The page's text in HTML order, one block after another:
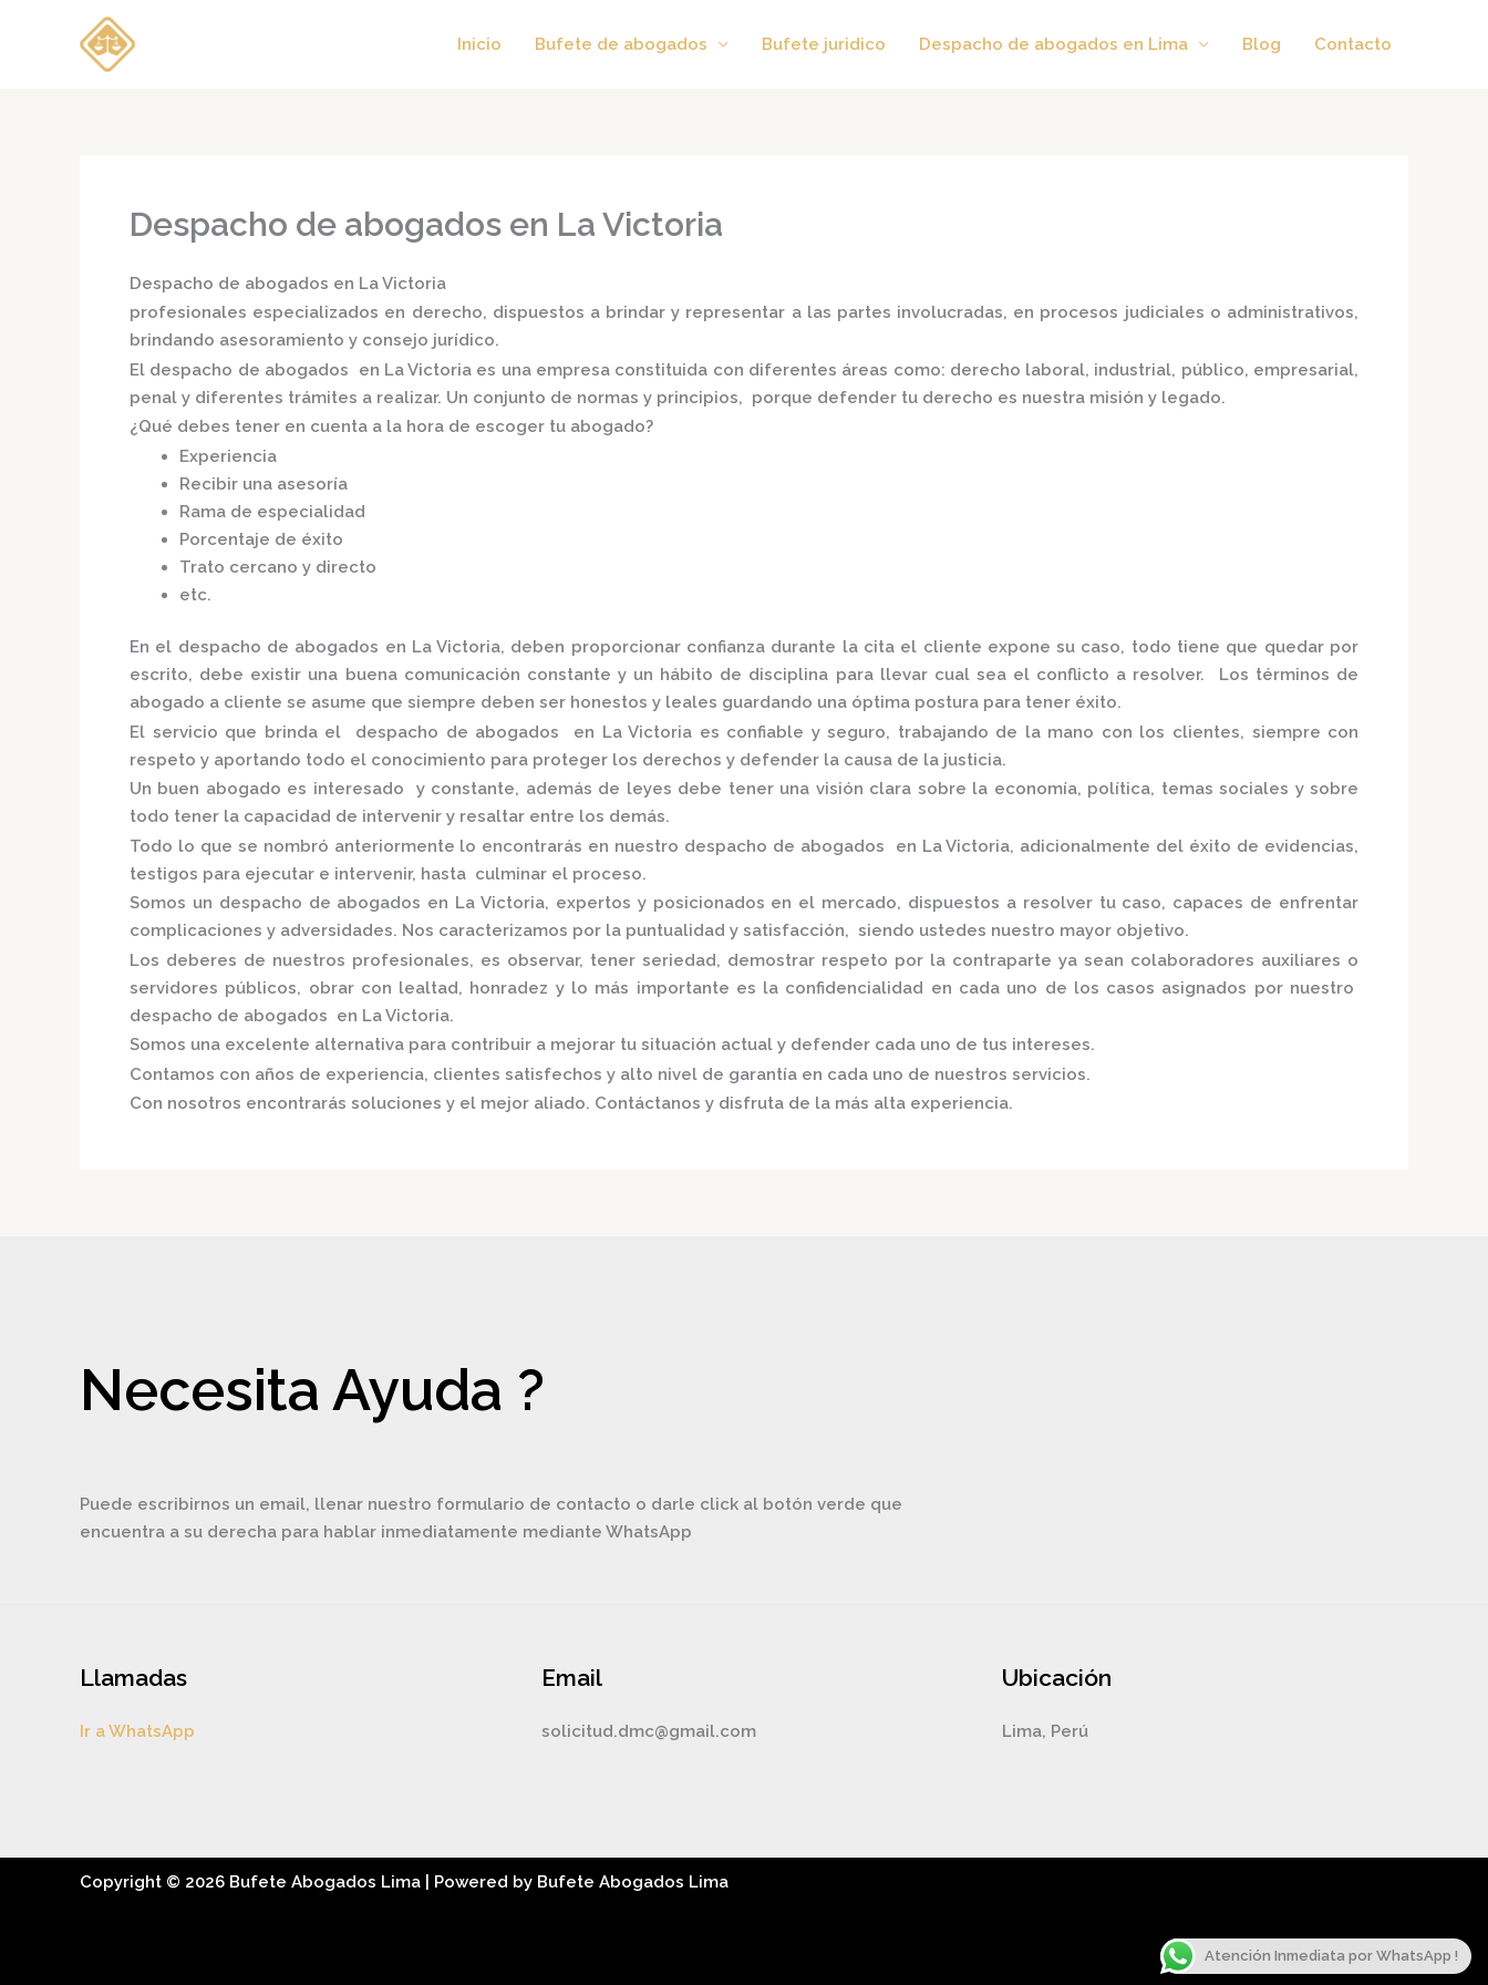
Inicio Bufete de abogados Bufete juridico Despacho de abogados en Lima Blog Contacto
Despacho de abogados en La Victoria
Despacho de abogados en La Victoria
profesionales especializados en derecho, dispuestos a brindar y representar a las partes involucradas, en procesos judiciales o administrativos,
brindando asesoramiento y consejo jurídico.
El despacho de abogados en La Victoria es una empresa constituida con diferentes áreas como: derecho laboral, industrial, público, empresarial,
penal y diferentes trámites a realizar. Un conjunto de normas y principios, porque defender tu derecho es nuestra misión y legado.
¿Qué debes tener en cuenta a la hora de escoger tu abogado?
Experiencia
Recibir una asesoría
Rama de especialidad
Porcentaje de éxito
Trato cercano y directo
etc.
En el despacho de abogados en La Victoria, deben proporcionar confianza durante la cita el cliente expone su caso, todo tiene que quedar por
escrito, debe existir una buena comunicación constante y un hábito de disciplina para llevar cual sea el conflicto a resolver. Los términos de
abogado a cliente se asume que siempre deben ser honestos y leales guardando una óptima postura para tener éxito.
El servicio que brinda el
despacho de abogados en La Victoria es confiable y seguro, trabajando de la mano con los clientes, siempre con
respeto y aportando todo el conocimiento para proteger los derechos y defender la causa de la justicia.
Un buen abogado es interesado y constante, además de leyes debe tener una visión clara sobre la economía, política, temas sociales y sobre
todo tener la capacidad de intervenir y resaltar entre los demás.
Todo lo que se nombró anteriormente lo encontrarás en nuestro despacho de abogados en La Victoria, adicionalmente del éxito de evidencias,
testigos para ejecutar e intervenir, hasta culminar el proceso.
Somos un despacho de abogados en La Victoria, expertos y posicionados en el mercado, dispuestos a resolver tu caso, capaces de enfrentar
complicaciones y adversidades. Nos caracterizamos por la puntualidad y satisfacción, siendo ustedes nuestro mayor objetivo.
Los deberes de nuestros profesionales, es observar, tener seriedad, demostrar respeto por la contraparte ya sean colaboradores auxiliares o
servidores públicos, obrar con lealtad, honradez y lo más importante es la confidencialidad en cada uno de los casos asignados por nuestro
despacho de abogados en La Victoria.
Somos una excelente alternativa para contribuir a mejorar tu situación actual y defender cada uno de tus intereses.
Contamos con años de experiencia, clientes satisfechos y alto nivel de garantía en cada uno de nuestros servicios.
Con nosotros encontrarás soluciones y el mejor aliado. Contáctanos y disfruta de la más alta experiencia.
Necesita Ayuda ?
Puede escribirnos un email, llenar nuestro formulario de contacto o darle click al botón verde que
encuentra a su derecha para hablar inmediatamente mediante WhatsApp
Llamadas
Ir a WhatsApp
Email
solicitud.dmc@gmail.com
Ubicación
Lima, Perú
Copyright © 2026 Bufete Abogados Lima | Powered by Bufete Abogados Lima
Atención Inmediata por WhatsApp !